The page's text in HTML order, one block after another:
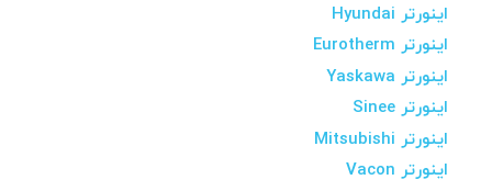
اینورتر Hyundai
اینورتر Eurotherm
اینورتر Yaskawa
اینورتر Sinee
اینورتر Mitsubishi
اینورتر Vacon